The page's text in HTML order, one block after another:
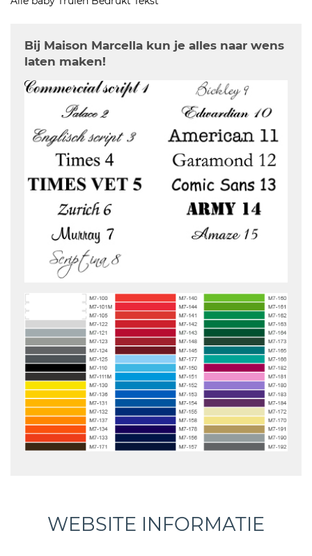
Bij Maison Marcella kun je alles naar wens
laten maken!
WEBSITE INFORMATIE